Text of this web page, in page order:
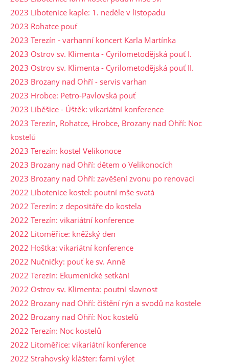
2023 Libotenice kaple: 1. neděle v listopadu
2023 Rohatce pouť
2023 Terezín - varhanní koncert Karla Martínka
2023 Ostrov sv. Klimenta - Cyrilometodějská pouť I.
2023 Ostrov sv. Klimenta - Cyrilometodějská pouť II.
2023 Brozany nad Ohří - servis varhan
2023 Hrobce: Petro-Pavlovská pouť
2023 Liběšice - Úštěk: vikariátní konference
2023 Terezín, Rohatce, Hrobce, Brozany nad Ohří: Noc
kostelů
2023 Terezín: kostel Velikonoce
2023 Brozany nad Ohří: dětem o Velikonocích
2023 Brozany nad Ohří: zavěšení zvonu po renovaci
2022 Libotenice kostel: poutní mše svatá
2022 Terezín: z depositáře do kostela
2022 Terezín: vikariátní konference
2022 Litoměřice: kněžský den
2022 Hoštka: vikariátní konference
2022 Nučničky: pouť ke sv. Anně
2022 Terezín: Ekumenické setkání
2022 Ostrov sv. Klimenta: poutní slavnost
2022 Brozany nad Ohří: čištění rýn a svodů na kostele
2022 Brozany nad Ohří: Noc kostelů
2022 Terezín: Noc kostelů
2022 Litoměřice: vikariátní konference
2022 Strahovský klášter: farní výlet